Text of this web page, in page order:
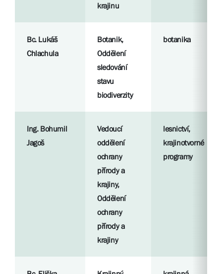
krajinu
Bc. Lukáš
Chlachula
Botanik,
Oddělení
sledování
stavu
biodiverzity
botanika
Ing. Bohumil
Jagoš
Vedoucí
oddělení
ochrany
přírody a
krajiny,
Oddělení
ochrany
přírody a
krajiny
lesnictví,
krajinotvorné
programy